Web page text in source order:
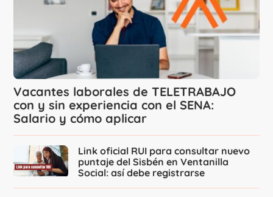
Vacantes laborales de TELETRABAJO
con y sin experiencia con el SENA:
Salario y cómo aplicar
Link oficial RUI para consultar nuevo
puntaje del Sisbén en Ventanilla
Social: así debe registrarse